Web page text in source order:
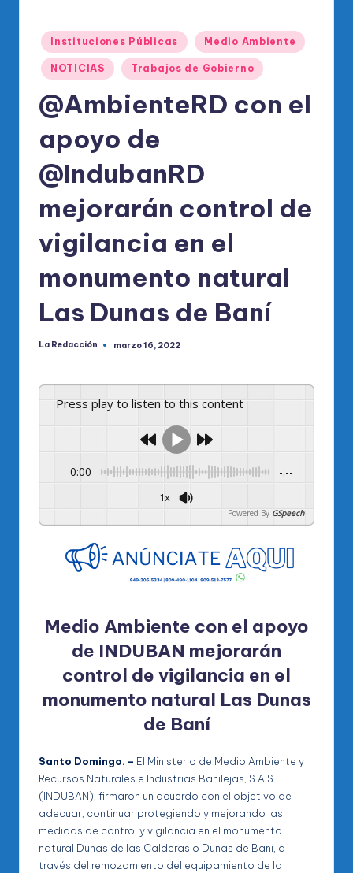
O
al
el
R
Publicado
en
Instituciones Públicas Medio Ambiente
NOTICIAS Trabajos de Gobierno
@AmbienteRD con el
apoyo de
@IndubanRD
mejorarán control de
vigilancia en el
monumento natural
Las Dunas de Baní
Publicado
La Redacción marzo 16, 2022
Press play to listen to this content
0:00 -:--
1x
Powered By GSpeech
Medio Ambiente con el apoyo
de INDUBAN mejorarán
control de vigilancia en el
monumento natural Las Dunas
de Baní
Santo Domingo. – El Ministerio de Medio Ambiente y
Recursos Naturales e Industrias Banilejas, S.A.S.
(INDUBAN), firmaron un acuerdo con el objetivo de
adecuar, continuar protegiendo y mejorando las
medidas de control y vigilancia en el monumento
natural Dunas de las Calderas o Dunas de Baní, a
través del remozamiento del equipamiento de la